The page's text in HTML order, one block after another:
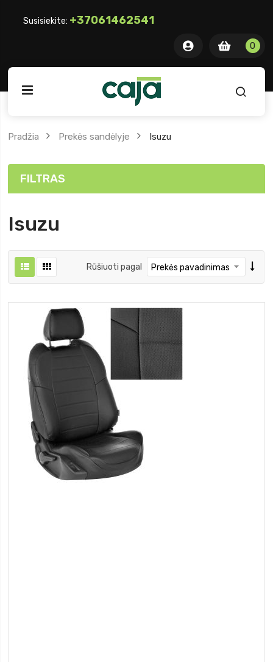
Susisiekite: +37061462541
0 item
00
Pradžia Prekės sandėlyje Isuzu
FILTRAS
Isuzu
Rūšiuoti pagal